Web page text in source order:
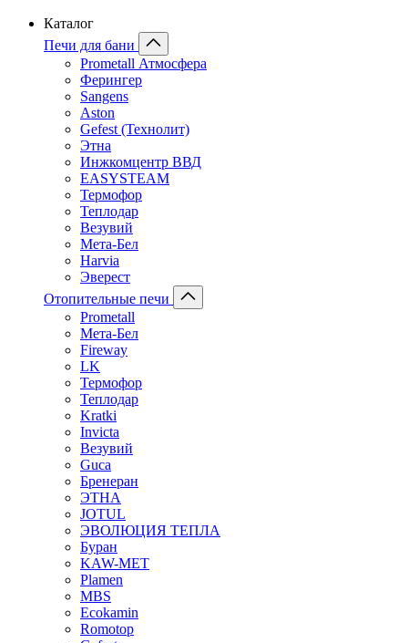
Каталог
Печи для бани
Prometall Атмосфера
Ферингер
Sangens
Aston
Gefest (Технолит)
Этна
Инжкомцентр ВВД
EASYSTEAM
Термофор
Теплодар
Везувий
Мета-Бел
Harvia
Эверест
Отопительные печи
Prometall
Мета-Бел
Fireway
LK
Термофор
Теплодар
Kratki
Invicta
Везувий
Guca
Бренеран
ЭТНА
JOTUL
ЭВОЛЮЦИЯ ТЕПЛА
Буран
KAW-MET
Plamen
MBS
Ecokamin
Romotop